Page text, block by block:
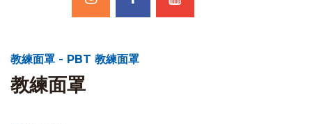
教練面罩 - PBT 教練面罩
教練面罩